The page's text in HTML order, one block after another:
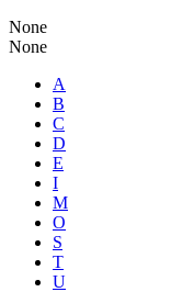
None
None
A
B
C
D
E
I
M
O
S
T
U